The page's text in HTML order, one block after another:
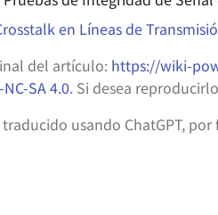
en Líneas de
del artículo: https://wiki-
NC-SA 4.0. Si desea
usando ChatGPT, por